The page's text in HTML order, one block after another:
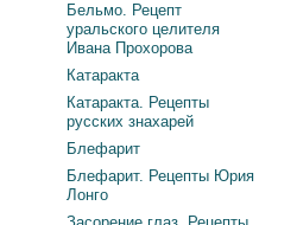
Бельмо. Рецепт
уральского целителя
Ивана Прохорова
Катаракта
Катаракта. Рецепты
русских знахарей
Блефарит
Блефарит. Рецепты Юрия
Лонго